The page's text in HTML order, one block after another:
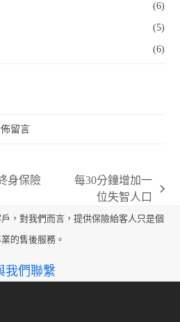
(6)
(5)
(6)
留言
身保險
post:
每30分鐘增加一
位失智人口
，對我們而言，提供保險給客人只是個
的售後服務。
我們聯繫